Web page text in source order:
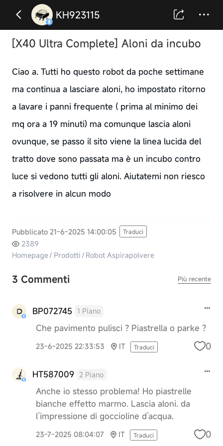
KH923115
[X40 Ultra Complete] Aloni da incubo
Ciao a. Tutti ho questo robot da poche settimane
ma continua a lasciare aloni, ho impostato ritorno
a lavare i panni frequente ( prima al minimo dei
mq ora a 19 minuti) ma comunque lascia aloni
ovunque, se passo il sito viene la linea lucida del
tratto dove sono passata ma è un incubo contro
luce si vedono tutti gli aloni. Aiutatemi non riesco
a risolvere in alcun modo
Pubblicato 21-6-2025 14:00:05 Traduci
2389
Homepage/ Prodotti/ Robot Aspirapolvere
3 Commenti Più recente
BP072745 1 Piano
Che pavimento pulisci ? Piastrella o parke ?
23-6-2025 22:33:53 IT Traduci 0
HT587009 2 Piano
Anche io stesso problema! Ho piastrelle
bianche effetto marmo. Lascia aloni. da
l’impressione di goccioline d’acqua.
23-7-2025 08:04:07 IT Traduci 0